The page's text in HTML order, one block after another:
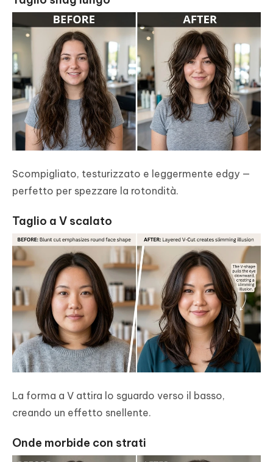
Scompigliato, testurizzato e leggermente edgy —
perfetto per spezzare la rotondità.
Taglio a V scalato
La forma a V attira lo sguardo verso il basso,
creando un effetto snellente.
Onde morbide con strati